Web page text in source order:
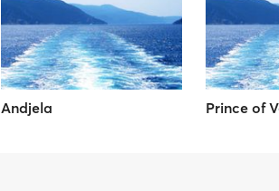
Andjela Prince of